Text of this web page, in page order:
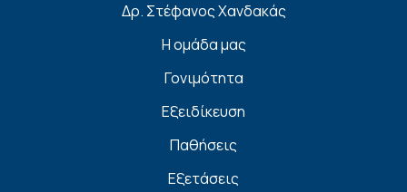
Δρ. Στέφανος Χανδακάς
Η ομάδα μας
Γονιμότητα
Εξειδίκευση
Παθήσεις
Εξετάσεις